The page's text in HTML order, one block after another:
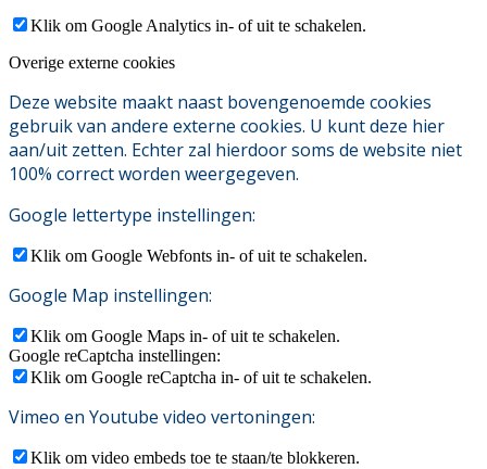
Klik om Google Analytics in- of uit te schakelen.
Overige externe cookies
Deze website maakt naast bovengenoemde cookies
gebruik van andere externe cookies. U kunt deze hier
aan/uit zetten. Echter zal hierdoor soms de website niet
100% correct worden weergegeven.
Google lettertype instellingen:
Klik om Google Webfonts in- of uit te schakelen.
Google Map instellingen:
Klik om Google Maps in- of uit te schakelen.
Google reCaptcha instellingen:
Klik om Google reCaptcha in- of uit te schakelen.
Vimeo en Youtube video vertoningen:
Klik om video embeds toe te staan/te blokkeren.